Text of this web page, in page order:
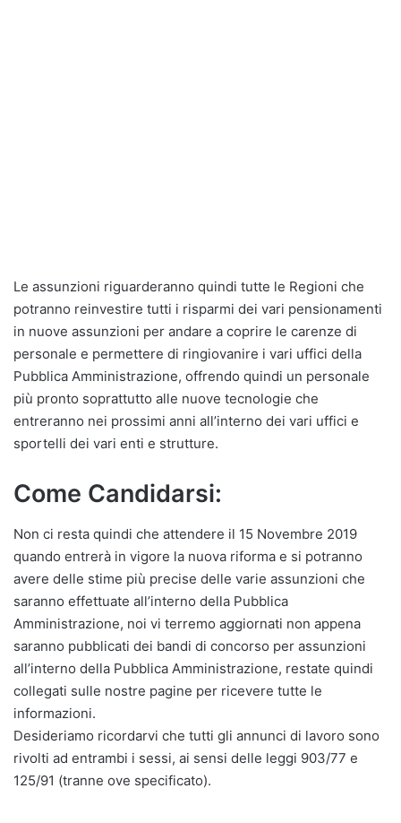
Le assunzioni riguarderanno quindi tutte le Regioni che
potranno reinvestire tutti i risparmi dei vari pensionamenti
in nuove assunzioni per andare a coprire le carenze di
personale e permettere di ringiovanire i vari uffici della
Pubblica Amministrazione, offrendo quindi un personale
più pronto soprattutto alle nuove tecnologie che
entreranno nei prossimi anni all’interno dei vari uffici e
sportelli dei vari enti e strutture.
Come Candidarsi:
Non ci resta quindi che attendere il 15 Novembre 2019
quando entrerà in vigore la nuova riforma e si potranno
avere delle stime più precise delle varie assunzioni che
saranno effettuate all’interno della Pubblica
Amministrazione, noi vi terremo aggiornati non appena
saranno pubblicati dei bandi di concorso per assunzioni
all’interno della Pubblica Amministrazione, restate quindi
collegati sulle nostre pagine per ricevere tutte le
informazioni.
Desideriamo ricordarvi che tutti gli annunci di lavoro sono
rivolti ad entrambi i sessi, ai sensi delle leggi 903/77 e
125/91 (tranne ove specificato).